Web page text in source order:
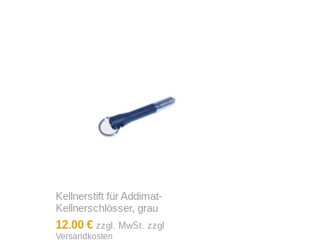
Kellnerstift für Addimat-
Kellnerschlösser, grau
12.00 €zzgl. MwSt. zzgl
Versandkosten